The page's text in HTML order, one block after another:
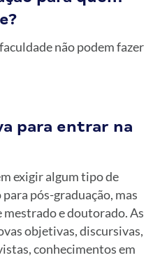
não podem fazer
para entrar na
exigir algum tipo de
pós-graduação, mas
mestrado e doutorado. As
objetivas, discursivas,
conhecimentos em